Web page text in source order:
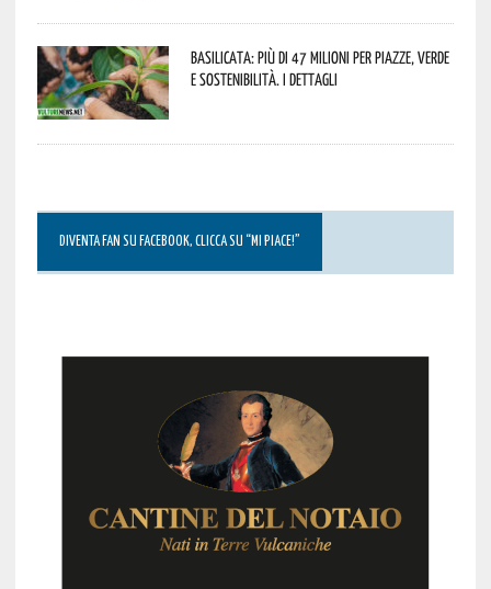
Basilicata: più di 47 milioni per piazze, verde
e sostenibilità. I dettagli
DIVENTA FAN SU FACEBOOK, CLICCA SU “MI PIACE!”